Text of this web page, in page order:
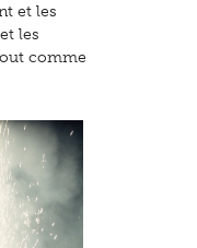
et les
les
comme